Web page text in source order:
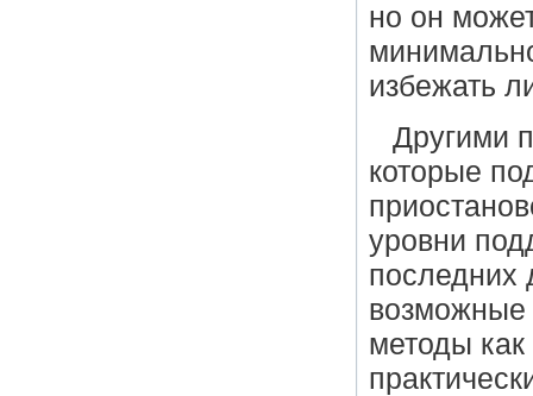
но он
избежать
Другими
которые
уровни
последних
возможные
методы